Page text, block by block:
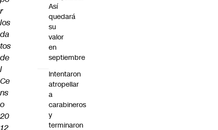
r
los
da
tos
de
l
Ce
ns
o
20
12
Así
quedará
su
valor
en
septiembre
Intentaron
atropellar
a
carabineros
y
terminaron